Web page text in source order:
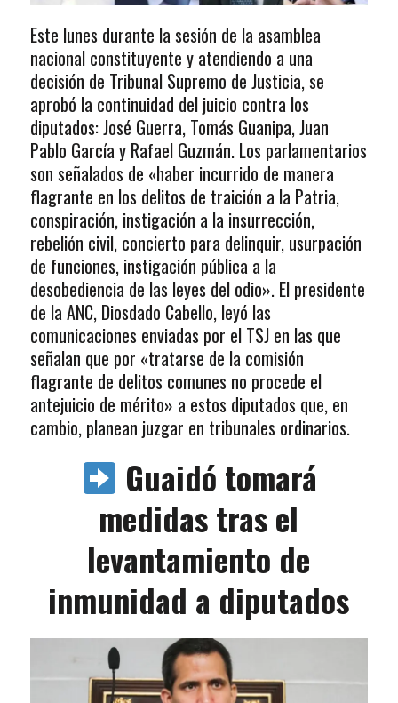
Este lunes durante la sesión de la asamblea
nacional constituyente y atendiendo a una
decisión de Tribunal Supremo de Justicia, se
aprobó la continuidad del juicio contra los
diputados: José Guerra, Tomás Guanipa, Juan
Pablo García y Rafael Guzmán. Los parlamentarios
son señalados de «haber incurrido de manera
flagrante en los delitos de traición a la Patria,
conspiración, instigación a la insurrección,
rebelión civil, concierto para delinquir, usurpación
de funciones, instigación pública a la
desobediencia de las leyes del odio». El presidente
de la ANC, Diosdado Cabello, leyó las
comunicaciones enviadas por el TSJ en las que
señalan que por «tratarse de la comisión
flagrante de delitos comunes no procede el
antejuicio de mérito» a estos diputados que, en
cambio, planean juzgar en tribunales ordinarios.
Guaidó tomará
medidas tras el
levantamiento de
inmunidad a diputados